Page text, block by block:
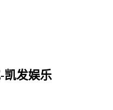
凯发娱乐